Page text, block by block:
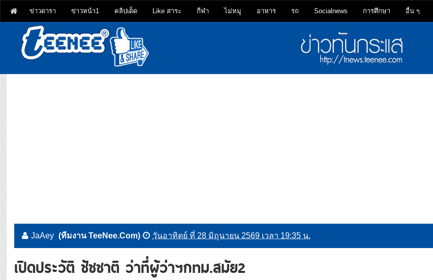
ข่าวดารา ข่าวหน้า1 คลิปเด็ด Like สาระ กีฬา ไม่หมู อาหาร รถ Socialnews การศึกษา อื่น ๆ
JaAey (ทีมงาน TeeNee.Com) วันอาทิตย์ ที่ 28 มิถุนายน 2569 เวลา 19:35 น.
เปิดประวัติ ชัชชาติ ว่าที่ผู้ว่าฯกทม.สมัย2